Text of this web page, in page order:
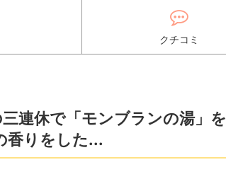
クチコミ
三連休で「モンブランの湯」を
香りをした...